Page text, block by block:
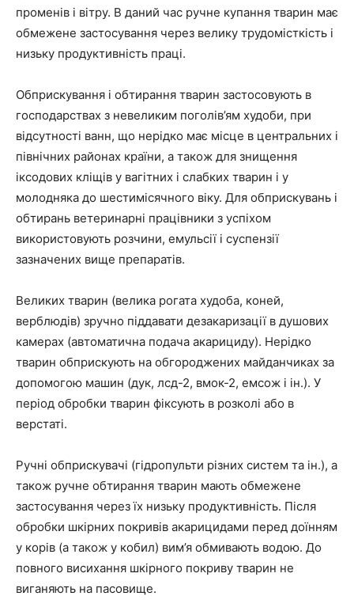
променів і вітру. В даний час ручне купання тварин має
обмежене застосування через велику трудомісткість і
низьку продуктивність праці.
Обприскування і обтирання тварин застосовують в
господарствах з невеликим поголів’ям худоби, при
відсутності ванн, що нерідко має місце в центральних і
північних районах країни, а також для знищення
іксодових кліщів у вагітних і слабких тварин і у
молодняка до шестимісячного віку. Для обприскувань і
обтирань ветеринарні працівники з успіхом
використовують розчини, емульсії і суспензії
зазначених вище препаратів.
Великих тварин (велика рогата худоба, коней,
верблюдів) зручно піддавати дезакаризації в душових
камерах (автоматична подача акарициду). Нерідко
тварин обприскують на обгороджених майданчиках за
допомогою машин (дук, лсд-2, вмок-2, емсож і ін.). У
період обробки тварин фіксують в розколі або в
верстаті.
Ручні обприскувачі (гідропульти різних систем та ін.), а
також ручне обтирання тварин мають обмежене
застосування через їх низьку продуктивність. Після
обробки шкірних покривів акарицидами перед доїнням
у корів (а також у кобил) вим’я обмивають водою. До
повного висихання шкірного покриву тварин не
виганяють на пасовище.